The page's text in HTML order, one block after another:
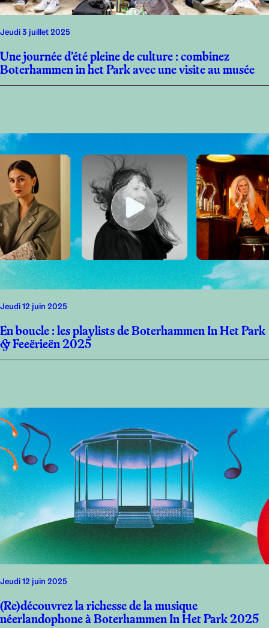
jeudi 3 juillet 2025
Une journée d’été pleine de culture : combinez
Boterhammen in het Park avec une visite au musée
jeudi 12 juin 2025
En boucle : les playlists de Boterhammen In Het Park
& Feeërieën 2025
jeudi 12 juin 2025
(Re)découvrez la richesse de la musique
néerlandophone à Boterhammen In Het Park 2025